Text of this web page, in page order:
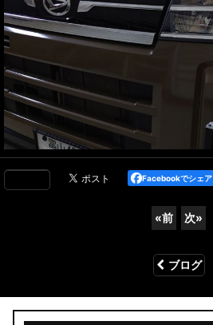
Facebookでシェア
«前 次»
ブログ